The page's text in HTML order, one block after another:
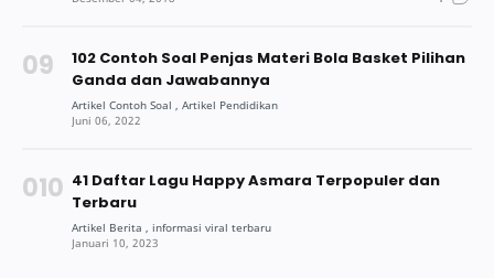
102 Contoh Soal Penjas Materi Bola Basket Pilihan
Ganda dan Jawabannya
41 Daftar Lagu Happy Asmara Terpopuler dan
Terbaru